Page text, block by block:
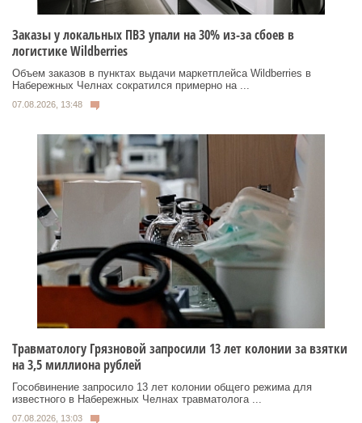
Заказы у локальных ПВЗ упали на 30% из-за сбоев в
логистике Wildberries
Объем заказов в пунктах выдачи маркетплейса Wildberries в
Набережных Челнах сократился примерно на ...
07.08.2026, 13:48
Травматологу Грязновой запросили 13 лет колонии за взятки
на 3,5 миллиона рублей
Гособвинение запросило 13 лет колонии общего режима для
известного в Набережных Челнах травматолога ...
07.08.2026, 13:03